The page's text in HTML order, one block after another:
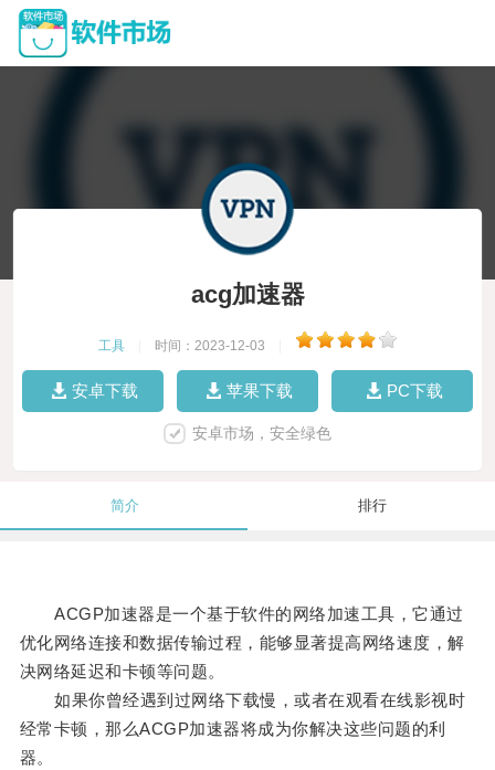
acg加速器
工具 时间：2023-12-03
安卓下载 苹果下载 PC下载
安卓市场，安全绿色
简介 排行
ACGP加速器是一个基于软件的网络加速工具，它通过
优化网络连接和数据传输过程，能够显著提高网络速度，解
决网络延迟和卡顿等问题。
如果你曾经遇到过网络下载慢，或者在观看在线影视时
经常卡顿，那么ACGP加速器将成为你解决这些问题的利
器。